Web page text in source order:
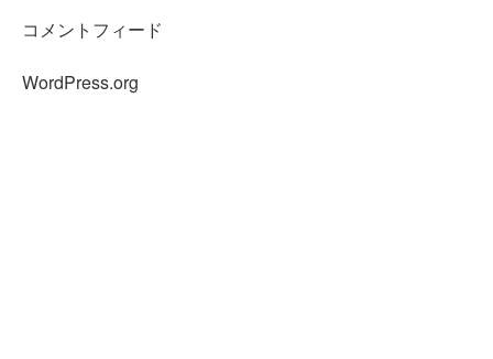
コメントフィード
WordPress.org